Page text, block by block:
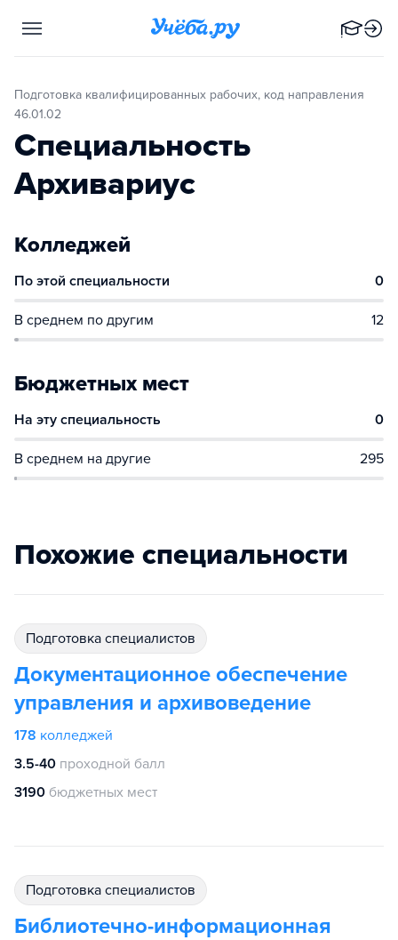
Подготовка квалифицированных рабочих, код направления
46.01.02
Специальность
Архивариус
Колледжей
По этой специальности 0
В среднем по другим 12
Бюджетных мест
На эту специальность 0
В среднем на другие 295
Похожие специальности
подготовка специалистов
Документационное обеспечение
управления и архивоведение
178 колледжей
3.5-40 проходной балл
3190 бюджетных мест
подготовка специалистов
Библиотечно-информационная